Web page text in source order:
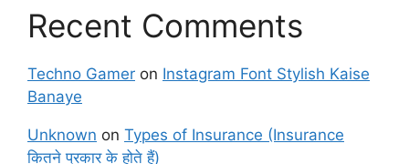
Recent Comments
Techno Gamer on Instagram Font Stylish Kaise
Banaye
Unknown on Types of Insurance (Insurance
कितने प्रकार के होते हैं)